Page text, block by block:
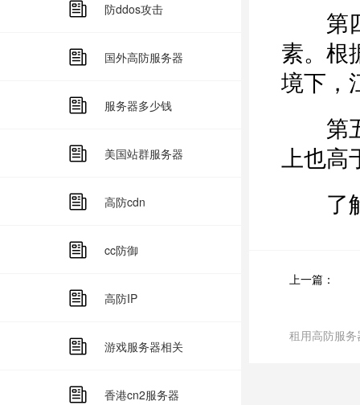
防ddos攻击
国外高防服务器
服务器多少钱
美国站群服务器
高防cdn
cc防御
高防IP
游戏服务器相关
香港cn2服务器
第四
素。根
境下，
第五
上也高
了解
上一篇：
租用高防服